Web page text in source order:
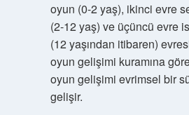
oyun (0-2 yaş), ikinci evre
(2-12 yaş) ve üçüncü evre
(12 yaşından itibaren)
oyun gelişimi kuramına
oyun gelişimi evrimsel bir
gelişir.